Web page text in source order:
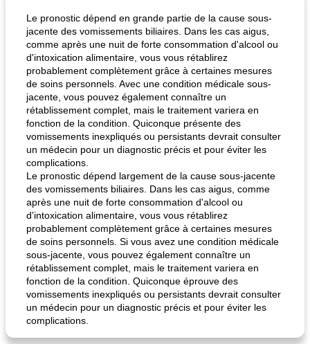
Le pronostic dépend en grande partie de la cause sous-
jacente des vomissements biliaires. Dans les cas aigus,
comme après une nuit de forte consommation d'alcool ou
d'intoxication alimentaire, vous vous rétablirez
probablement complètement grâce à certaines mesures
de soins personnels. Avec une condition médicale sous-
jacente, vous pouvez également connaître un
rétablissement complet, mais le traitement variera en
fonction de la condition. Quiconque présente des
vomissements inexpliqués ou persistants devrait consulter
un médecin pour un diagnostic précis et pour éviter les
complications.
Le pronostic dépend largement de la cause sous-jacente
des vomissements biliaires. Dans les cas aigus, comme
après une nuit de forte consommation d'alcool ou
d'intoxication alimentaire, vous vous rétablirez
probablement complètement grâce à certaines mesures
de soins personnels. Si vous avez une condition médicale
sous-jacente, vous pouvez également connaître un
rétablissement complet, mais le traitement variera en
fonction de la condition. Quiconque éprouve des
vomissements inexpliqués ou persistants devrait consulter
un médecin pour un diagnostic précis et pour éviter les
complications.